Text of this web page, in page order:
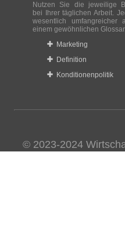
Nutzen Sie die jeweilige
bei Ihrer täglichen Arbeit.
wesentlich umfangreicher
einem gewöhnlichen Glossar.
Marketing
Definition
Konditionenpolitik
© 2023-2024